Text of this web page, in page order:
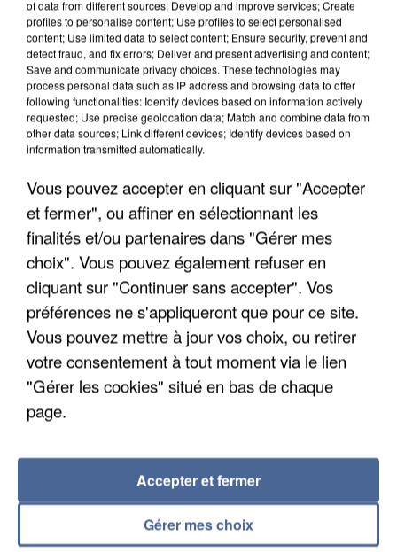
6 août 2026
Une touriste de l’Oise emportée par une coulée de
boue en Haute-Savoie
Son corps a été retrouvé à cinq kilomètres de là.
of data from different sources; Develop and improve services; Create
profiles to personalise content; Use profiles to select personalised
content; Use limited data to select content; Ensure security, prevent and
detect fraud, and fix errors; Deliver and present advertising and content;
Save and communicate privacy choices. These technologies may
process personal data such as IP address and browsing data to offer
following functionalities: Identify devices based on information actively
requested; Use precise geolocation data; Match and combine data from
other data sources; Link different devices; Identify devices based on
information transmitted automatically.
Vous pouvez accepter en cliquant sur "Accepter
et fermer", ou affiner en sélectionnant les
finalités et/ou partenaires dans "Gérer mes
choix". Vous pouvez également refuser en
cliquant sur "Continuer sans accepter". Vos
préférences ne s'appliqueront que pour ce site.
Vous pouvez mettre à jour vos choix, ou retirer
votre consentement à tout moment via le lien
"Gérer les cookies" situé en bas de chaque
page.
Gérer mes choix
Accepter et fermer